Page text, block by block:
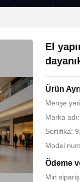
El
Ürün
Menşe
Marka
Sertifika:
Model
Ödeme
Min